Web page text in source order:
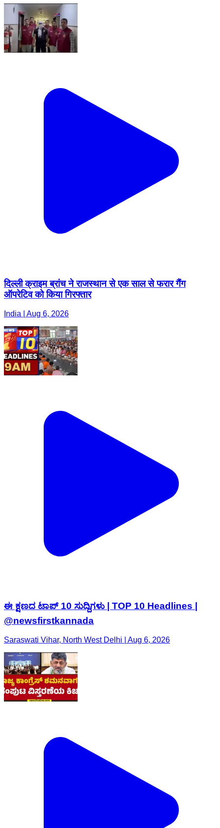
दिल्ली क्राइम ब्रांच ने राजस्थान से एक साल से फरार गैंग
ऑपरेटिव को किया गिरफ्तार
India | Aug 6, 2026
ಈ ಕ್ಷಣದ ಟಾಪ್​ 10​ ಸುದ್ದಿಗಳು | TOP 10 Headlines |
@newsfirstkannada
Saraswati Vihar, North West Delhi | Aug 6, 2026